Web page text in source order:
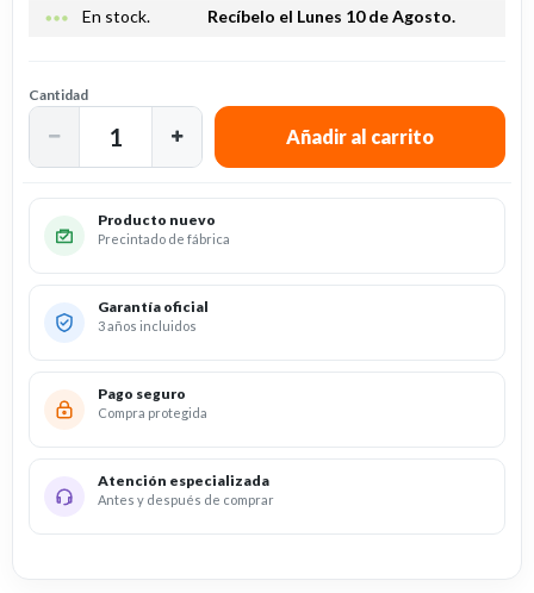
more_horiz En stock. Recíbelo el Lunes 10 de Agosto.
Cantidad
Producto nuevo
Precintado de fábrica
Garantía oficial
3 años incluidos
Pago seguro
Compra protegida
Atención especializada
Antes y después de comprar